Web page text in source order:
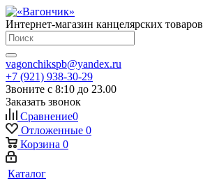
Интернет-магазин канцелярских товаров
vagonchikspb@yandex.ru
+7 (921) 938-30-29
Звоните с 8:10 до 23.00
Заказать звонок
Сравнение0
Отложенные 0
Корзина 0
Каталог